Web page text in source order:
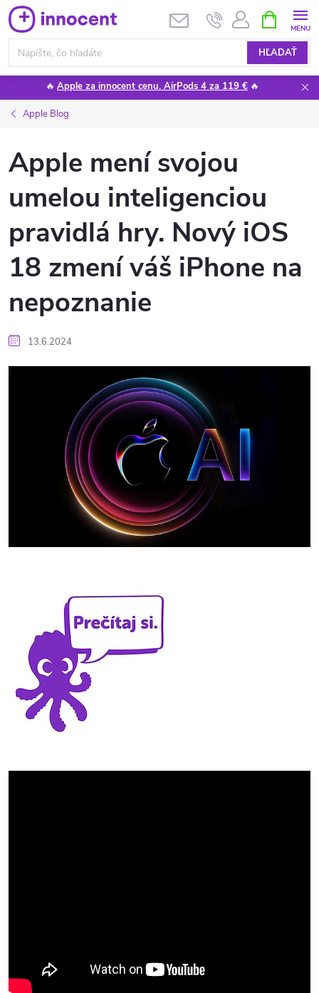
Prejsť
na
obsah
HĽADAŤ
KOŠÍK
🔥 Apple za innocent cenu. AirPods 4 za 119 € 🔥
Apple Blog
Apple mení svojou
umelou inteligenciou
pravidlá hry. Nový iOS
18 zmení váš iPhone na
nepoznanie
13.6.2024